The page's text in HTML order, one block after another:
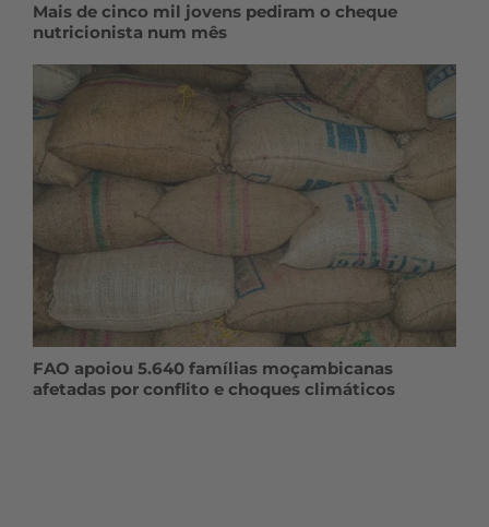
Mais de cinco mil jovens pediram o cheque
nutricionista num mês
FAO apoiou 5.640 famílias moçambicanas
afetadas por conflito e choques climáticos